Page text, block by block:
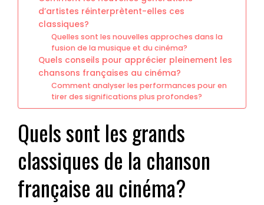
d’artistes réinterprètent-elles ces
classiques?
Quelles sont les nouvelles approches dans la
fusion de la musique et du cinéma?
Quels conseils pour apprécier pleinement les
chansons françaises au cinéma?
Comment analyser les performances pour en
tirer des significations plus profondes?
Quels sont les grands
classiques de la chanson
française au cinéma?